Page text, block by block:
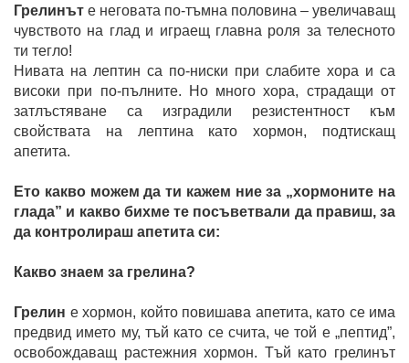
Грелинът е неговата по-тъмна половина – увеличаващ
чувството на глад и играещ главна роля за телесното
ти тегло!
Нивата на лептин са по-ниски при слабите хора и са
високи при по-пълните. Но много хора, страдащи от
затлъстяване са изградили резистентност към
свойствата на лептина като хормон, подтискащ
апетита.
Ето какво можем да ти кажем ние за „хормоните на
глада” и какво бихме те посъветвали да правиш, за
да контролираш апетита си:
Какво знаем за грелина?
Грелин е хормон, който повишава апетита, като се има
предвид името му, тъй като се счита, че той е „пептид”,
освобождаващ растежния хормон. Тъй като грелинът